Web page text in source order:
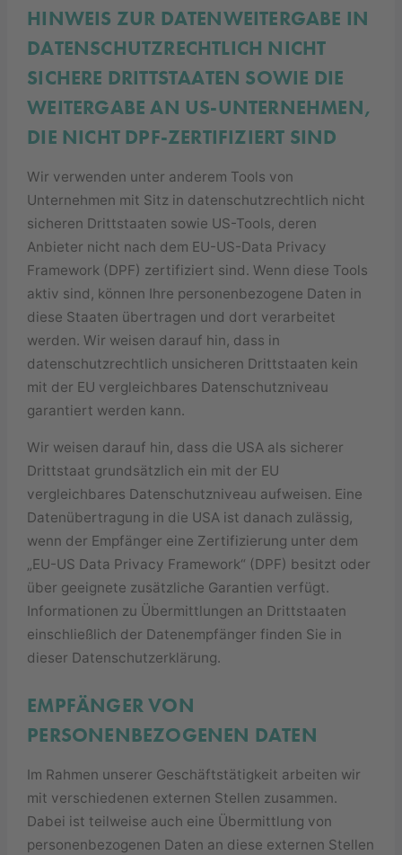
HINWEIS ZUR DATENWEITERGABE IN
DATENSCHUTZRECHTLICH NICHT
SICHERE DRITTSTAATEN SOWIE DIE
WEITERGABE AN US-UNTERNEHMEN,
DIE NICHT DPF-ZERTIFIZIERT SIND
Wir verwenden unter anderem Tools von
Unternehmen mit Sitz in datenschutzrechtlich nicht
sicheren Drittstaaten sowie US-Tools, deren
Anbieter nicht nach dem EU-US-Data Privacy
Framework (DPF) zertifiziert sind. Wenn diese Tools
aktiv sind, können Ihre personenbezogene Daten in
diese Staaten übertragen und dort verarbeitet
werden. Wir weisen darauf hin, dass in
datenschutzrechtlich unsicheren Drittstaaten kein
mit der EU vergleichbares Datenschutzniveau
garantiert werden kann.
Wir weisen darauf hin, dass die USA als sicherer
Drittstaat grundsätzlich ein mit der EU
vergleichbares Datenschutzniveau aufweisen. Eine
Datenübertragung in die USA ist danach zulässig,
wenn der Empfänger eine Zertifizierung unter dem
„EU-US Data Privacy Framework“ (DPF) besitzt oder
über geeignete zusätzliche Garantien verfügt.
Informationen zu Übermittlungen an Drittstaaten
einschließlich der Datenempfänger finden Sie in
dieser Datenschutzerklärung.
EMPFÄNGER VON
PERSONENBEZOGENEN DATEN
Im Rahmen unserer Geschäftstätigkeit arbeiten wir
mit verschiedenen externen Stellen zusammen.
Dabei ist teilweise auch eine Übermittlung von
personenbezogenen Daten an diese externen Stellen